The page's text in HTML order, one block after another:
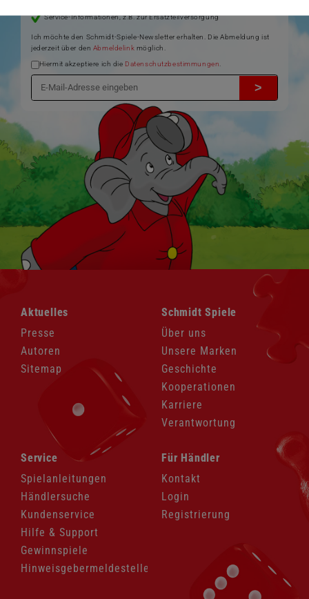
Service-Informationen, z.B. zur Ersatzteilversorgung
Ich möchte den Schmidt-Spiele-Newsletter erhalten. Die Abmeldung ist
jederzeit über den Abmeldelink möglich.
Hiermit akzeptiere ich die Datenschutzbestimmungen.
>
überspringen
Aktuelles
Presse
Autoren
Sitemap
Navigation
überspringen
Schmidt Spiele
Über uns
Unsere Marken
Geschichte
Kooperationen
Karriere
Verantwortung
Navigation
überspringen
Service
Spielanleitungen
Händlersuche
Kundenservice
Hilfe & Support
Gewinnspiele
Hinweisgebermeldestelle
Navigation
überspringen
Für Händler
Kontakt
Login
Registrierung